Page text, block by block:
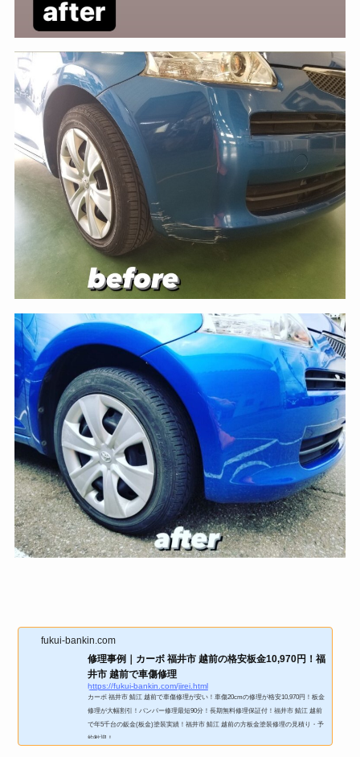
fukui-bankin.com
修理事例｜カーボ 福井市 越前の格安板金10,970円！福
井市 越前で車傷修理
https://fukui-bankin.com/jirei.html
カーボ 福井市 鯖江 越前で車傷修理が安い！車傷20cmの修理が格安10,970円！板金
修理が大幅割引！バンパー修理最短90分！長期無料修理保証付！福井市 鯖江 越前
で年5千台の鈑金(板金)塗装実績！福井市 鯖江 越前の方板金塗装修理の見積り・予
約歓迎！